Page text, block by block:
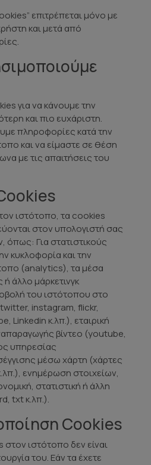
επιτρέπεται μόνο με
και μετά από
για να κάνουμε την
και πιο ευχάριστη.
πληροφορίες κατά την
και να είμαστε σε θέση
με τις απαιτήσεις του
ιστότοπο, τα cookies
στον υπολογιστή σας
όπως: Για στατιστικούς
κυκλοφορία και την
(analytics), τα μέσα
άλλο μάρκετινγκ
του ιστότοπου στο
instagram, flickr,
Linkedin κ.λπ.), εταιρική
βίντεο (youtube,
υπηρεσίας
μέσω χάρτη (χάρτες
ενημέρωση στοιχείων,
στατιστική ή άλλη
txt κ.λπ.).
Cookies
ιστότοπο δεν είναι
του. Εάν τα έχετε